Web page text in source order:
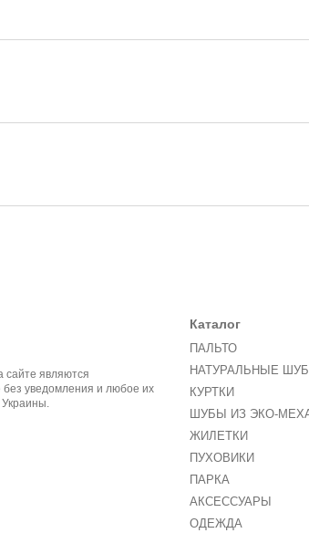
сайте являются
без уведомления и любое их
Украины.
Каталог
ПАЛЬТО
НАТУРАЛЬНЫЕ
КУРТКИ
ШУБЫ ИЗ ЭКО-
ЖИЛЕТКИ
ПУХОВИКИ
ПАРКА
АКСЕССУАРЫ
ОДЕЖДА